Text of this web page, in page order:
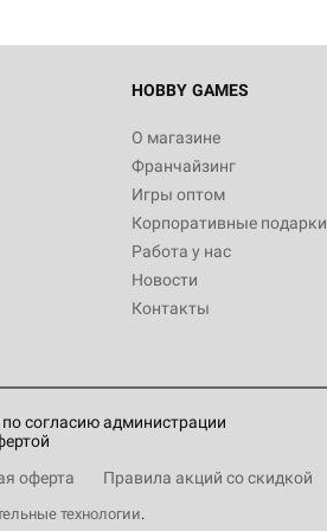
HOBBY GAMES
О магазине
Франчайзинг
Игры оптом
Корпоративные подарки
Работа у нас
Новости
Контакты
согласию администрации
оферта Правила акций со скидкой
технологии.